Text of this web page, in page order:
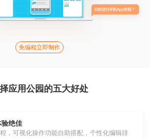
免编程立即制作
应用公园的五大好处
验绝佳
，可视化操作功能自助搭配，个性化编辑排